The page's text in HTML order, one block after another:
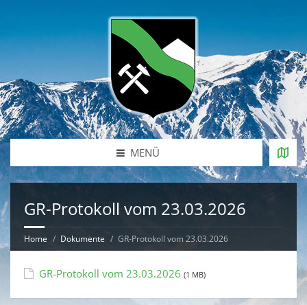
MENÜ
GR-Protokoll vom 23.03.2026
Home Dokumente GR-Protokoll vom 23.03.2026
GR-Protokoll vom 23.03.2026 (1 MB)